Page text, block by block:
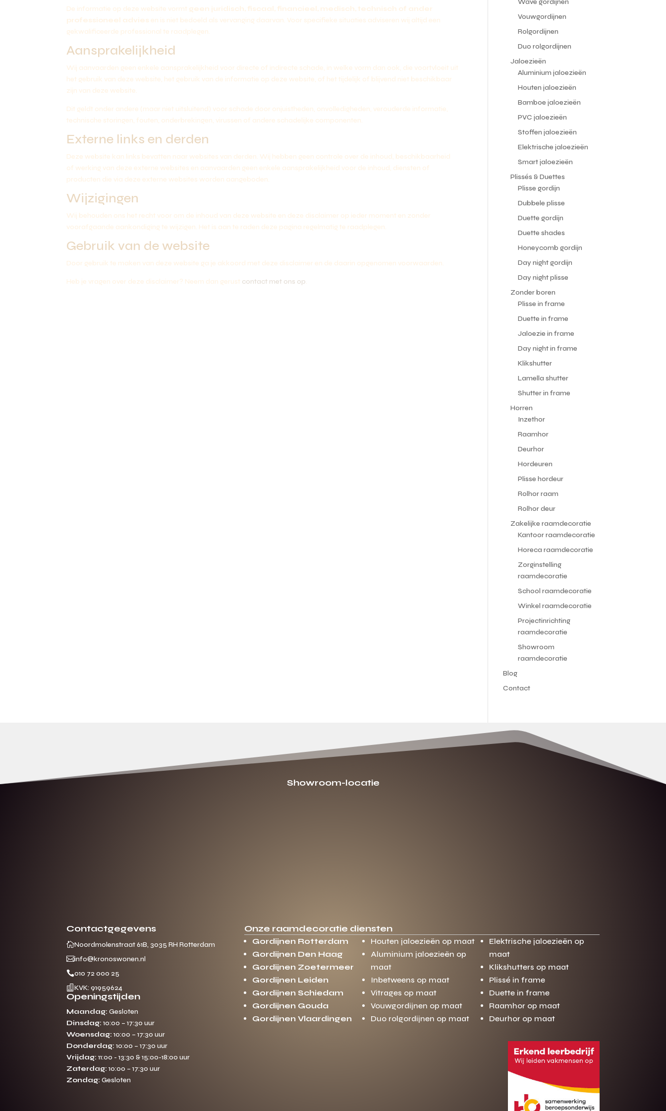
De informatie op deze website vormt geen juridisch, fiscaal, financieel, medisch, technisch of ander
professioneel advies en is niet bedoeld als vervanging daarvan. Voor specifieke situaties adviseren wij altijd een
gekwalificeerde professional te raadplegen.
Aansprakelijkheid
Wij aanvaarden geen enkele aansprakelijkheid voor directe of indirecte schade, in welke vorm dan ook, die voortvloeit uit
het gebruik van deze website, het gebruik van de informatie op deze website, of het tijdelijk of blijvend niet beschikbaar
zijn van deze website.
Dit geldt onder andere (maar niet uitsluitend) voor schade door onjuistheden, onvolledigheden, verouderde informatie,
technische storingen, fouten, onderbrekingen, virussen of andere schadelijke componenten.
Externe links en derden
Deze website kan links bevatten naar websites van derden. Wij hebben geen controle over de inhoud, beschikbaarheid
of werking van deze externe websites en aanvaarden geen enkele aansprakelijkheid voor de inhoud, diensten of
producten die via deze externe websites worden aangeboden.
Wijzigingen
Wij behouden ons het recht voor om de inhoud van deze website en deze disclaimer op ieder moment en zonder
voorafgaande aankondiging te wijzigen. Het is aan te raden deze pagina regelmatig te raadplegen.
Gebruik van de website
Door gebruik te maken van deze website ga je akkoord met deze disclaimer en de daarin opgenomen voorwaarden.
Heb je vragen over deze disclaimer? Neem dan gerust contact met ons op.
Wave gordijnen
Vouwgordijnen
Rolgordijnen
Duo rolgordijnen
Jaloezieën
Aluminium jaloezieën
Houten jaloezieën
Bamboe jaloezieën
PVC jaloezieën
Stoffen jaloezieën
Elektrische jaloezieën
Smart jaloezieën
Plissés & Duettes
Plisse gordijn
Dubbele plisse
Duette gordijn
Duette shades
Honeycomb gordijn
Day night gordijn
Day night plisse
Zonder boren
Plisse in frame
Duette in frame
Jaloezie in frame
Day night in frame
Klikshutter
Lamella shutter
Shutter in frame
Horren
Inzethor
Raamhor
Deurhor
Hordeuren
Plisse hordeur
Rolhor raam
Rolhor deur
Zakelijke raamdecoratie
Kantoor raamdecoratie
Horeca raamdecoratie
Zorginstelling
raamdecoratie
School raamdecoratie
Winkel raamdecoratie
Projectinrichting
raamdecoratie
Showroom
raamdecoratie
Blog
Contact
Showroom-locatie
Gratis offerte
op maat?
M
Binnen 24 uur jouw gratis offerte
Contactgegevens
Noordmolenstraat 61B, 3035 RH Rotterdam
info@kronoswonen.nl
010 72 000 25
KVK: 91959624
Openingstijden
Maandag: Gesloten
Dinsdag: 10:00 – 17:30 uur
Woensdag: 10:00 – 17:30 uur
Donderdag: 10:00 – 17:30 uur
Vrijdag: 11:00 - 13:30 & 15:00-18:00 uur
Zaterdag: 10:00 – 17:30 uur
Zondag: Gesloten
Onze raamdecoratie diensten
Gordijnen Rotterdam
Gordijnen Den Haag
Gordijnen Zoetermeer
Gordijnen Leiden
Gordijnen Schiedam
Gordijnen Gouda
Gordijnen Vlaardingen
Houten jaloezieën op maat
Aluminium jaloezieën op
maat
Inbetweens op maat
Vitrages op maat
Vouwgordijnen op maat
Duo rolgordijnen op maat
Elektrische jaloezieën op
maat
Klikshutters op maat
Plissé in frame
Duette in frame
Raamhor op maat
Deurhor op maat